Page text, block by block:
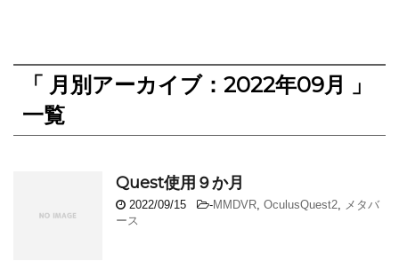
「 月別アーカイブ：2022年09月 」
一覧
Quest使用９か月
2022/09/15 -MMDVR, OculusQuest2, メタバ
ース